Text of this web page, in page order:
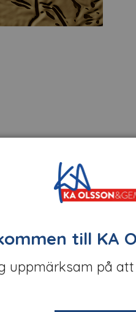
för olika
designlösningar.till KA
uppmärksam på